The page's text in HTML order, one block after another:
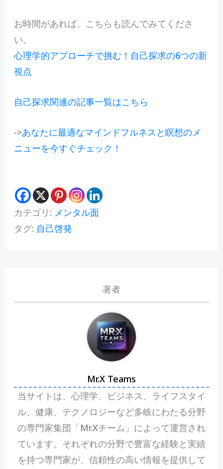
お時間があれば、こちらも読んでみてくださ
い。
心理学的アプローチで挑む！自己探求の6つの新
視点
自己探求関連の記事一覧はこちら
->あなたに最適なマインドフルネスと瞑想のメ
ニューを今すぐチェック！
カテゴリ: メンタル面
タグ: 自己啓発
著者
Mr.X Teams
当サイトは、心理学、ビジネス、ライフスタイ
ル、健康、テクノロジーなど多岐にわたる分野
の専門家集団「Mr.Xチーム」によって運営され
ています。それぞれの分野で豊富な経験と実績
を持つ専門家が、信頼性の高い情報を提供して